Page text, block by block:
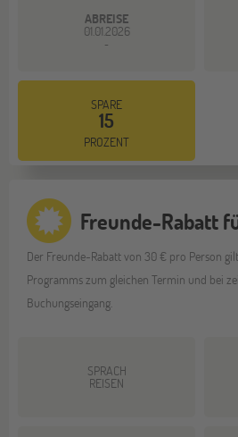
ABREISE
01.01.2026
-
SPARE
15
PROZENT
Freunde-Rabatt
Der Freunde-Rabatt von 30 € pro Person
Programms zum gleichen Termin und bei
Buchungseingang.
SPRACH
REISEN